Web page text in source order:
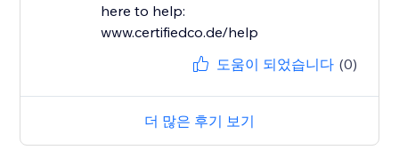
here to help:
www.certifiedco.de/help
도움이 되었습니다 (0)
더 많은 후기 보기